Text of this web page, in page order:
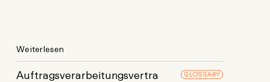
Weiterlesen
GLOSSARY
Auftragsverarbeitungsvertra